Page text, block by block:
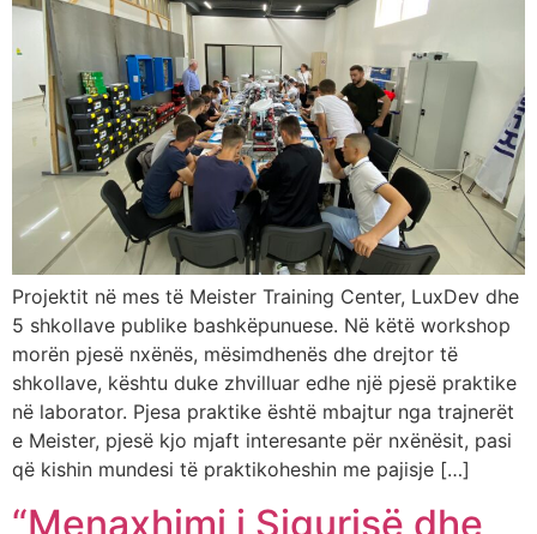
Projektit në mes të Meister Training Center, LuxDev dhe
5 shkollave publike bashkëpunuese. Në këtë workshop
morën pjesë nxënës, mësimdhenës dhe drejtor të
shkollave, kështu duke zhvilluar edhe një pjesë praktike
në laborator. Pjesa praktike është mbajtur nga trajnerët
e Meister, pjesë kjo mjaft interesante për nxënësit, pasi
që kishin mundesi të praktikoheshin me pajisje […]
“Menaxhimi i Sigurisë dhe